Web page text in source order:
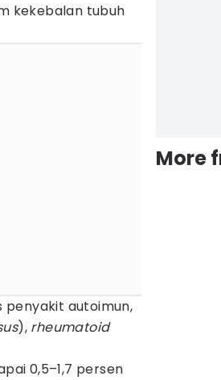
kekebalan tubuh
penyakit autoimun,
), rheumatoid
0,5–1,7 persen
More